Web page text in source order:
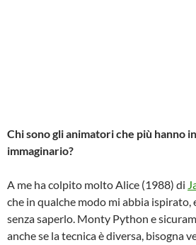
Chi sono gli animatori che più hanno
immaginario?
A me ha colpito molto Alice (1988) di
che in qualche modo mi abbia ispirato,
senza saperlo. Monty Python e
anche se la tecnica è diversa, bisogna